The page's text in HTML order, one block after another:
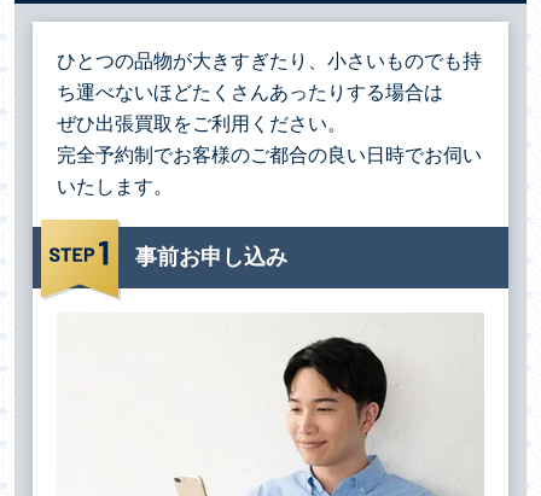
ひとつの品物が大きすぎたり、小さいものでも持
ち運べないほどたくさんあったりする場合は
ぜひ出張買取をご利用ください。
完全予約制でお客様のご都合の良い日時でお伺い
いたします。
事前お申し込み